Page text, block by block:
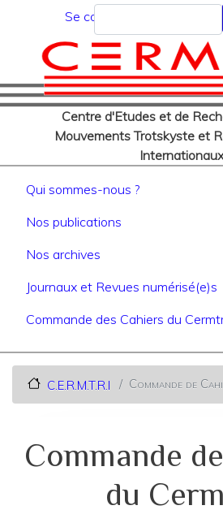
au
contenu
Menu du
Se connecter
Centre d'Etudes et de
Mouvements Trotskyste et
Internationaux
Rechercher
Navigation
Qui sommes-nous ?
Nos publications
Nos archives
Journaux et Revues numérisé(e)s
Commande des Cahiers du
C.E.R.M.T.R.I Commande de
Commande
du